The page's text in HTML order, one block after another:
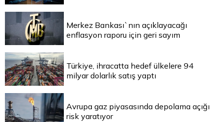
Merkez Bankası`nın açıklayacağı
enflasyon raporu için geri sayım
Türkiye, ihracatta hedef ülkelere 94
milyar dolarlık satış yaptı
Avrupa gaz piyasasında depolama açığı
risk yaratıyor